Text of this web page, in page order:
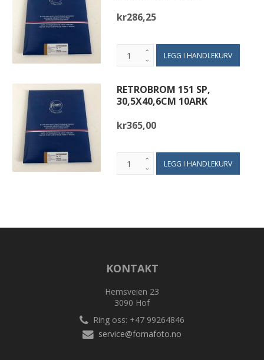
kr286,25
RETROBROM 151 SP,
30,5X40,6CM 10ARK
kr365,00
KONTAKT
Hemsveien 23
3090 Hof
Ring oss: +47 99264846
service@fomafoto.no